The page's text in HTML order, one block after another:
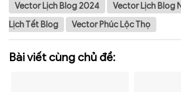
Vector Lịch Blog 2024
Vector Lịch Blog
Lịch Tết Blog
Vector Phúc Lộc Thọ
Bài viết cùng chủ đề: